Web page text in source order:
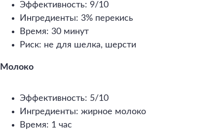
Эффективность: 9/10
Ингредиенты: 3% перекись
Время: 30 минут
Риск: не для шелка, шерсти
Молоко
Эффективность: 5/10
Ингредиенты: жирное молоко
Время: 1 час